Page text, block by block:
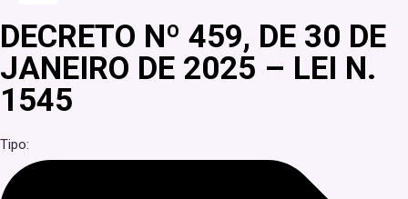
DECRETO Nº 459, DE 30 DE
JANEIRO DE 2025 – LEI N.
1545
Tipo: